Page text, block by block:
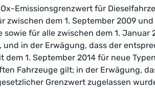
x-Emissionsgrenzwert für
dem 1. September 2009 und
für alle zwischen dem 1. Januar
in der Erwägung, dass der
1. September 2014 für neue
Fahrzeuge gilt; in der Erwägung,
Grenzwert zugelassen